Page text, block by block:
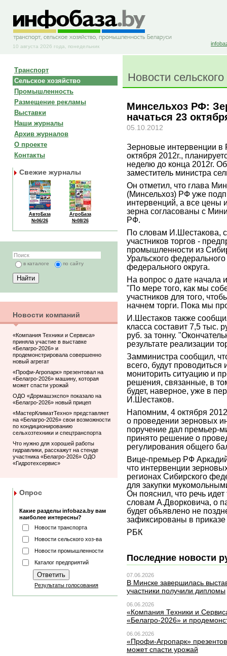
10 августа 2026 года, понедельник
Транспорт
Сельское хозяйство
Промышленность
Размещение рекламы
Выставки
Наши журналы
Архив журналов
О проекте
Контакты
Свежие журналы
АвтоБаза
№06/26
АгроБаза
№08/26
в каталоге по сайту
Новости компаний
«Компания Техники и Сервиса»
приняла участие в выставке
«Белагро-2026» и
продемонстрировала совершенно
новый агрегат
«Профи-Агропарк» презентовал на
«Белагро-2026» машину, которая
может спасти урожай
ОДО «Дормашэкспо» показало на
«Белагро-2026» новый прицеп
«МастерКлиматТехно» представляет
на «Белагро-2026» свои возможности
по кондиционированию
сельхозтехники и спецтранспорта
Что нужно для хорошей работы
гидравлики, расскажут на стенде
участника «Белагро-2026» ОДО
«Гидротехсервис»
Опрос
Какие разделы infobaza.by вам
наиболее интересны?
Новости транспорта
Новости сельского хоз-ва
Новости промышленности
Каталог предприятий
Результаты голосования
Новости
Минсельхоз РФ:
начаться 23
05.10.2012
Зерновые интервенции в
октября 2012г.,
неделю до конца 2012г.
заместитель министра
Он отметил, что глава
(Минсельхоз) РФ уже
интервенций, а все цены
зерна согласованы с
РФ.
По словам И.Шестакова,
участников торгов -
промышленности из
Уральского
федерального округа.
На вопрос о дате начала
"По мере того, как мы
участников для того,
начнем торги. Пока мы
И.Шестаков также
класса составит 7,5 тыс.
руб. за тонну.
результате реализации
Замминистра сообщил,
всего, будут
мониторить ситуацию и
решения, связанные, в
будет, наверное, уже в
И.Шестаков.
Напомним, 4 октября
о проведении зерновых
поручение дал
принято решение о
регулирования общего
Вице-премьер РФ
что интервенции
регионах Сибирского
для закупки
Он пояснил, что речь
словам А.Дворковича, о
будет объявлено не
зафиксированы в
РБК
Последние новости
07.06.2026
В Минске завершилась
участники получили дипломы
06.06.2026
«Компания Техники и
«Белагро-2026» и
06.06.2026
«Профи-Агропарк»
может спасти урожай